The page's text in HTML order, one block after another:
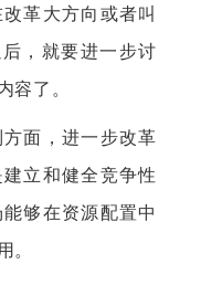
革大方向或者叫
，就要进一步讨
容了。
面，进一步改革
立和健全竞争性
够在资源配置中